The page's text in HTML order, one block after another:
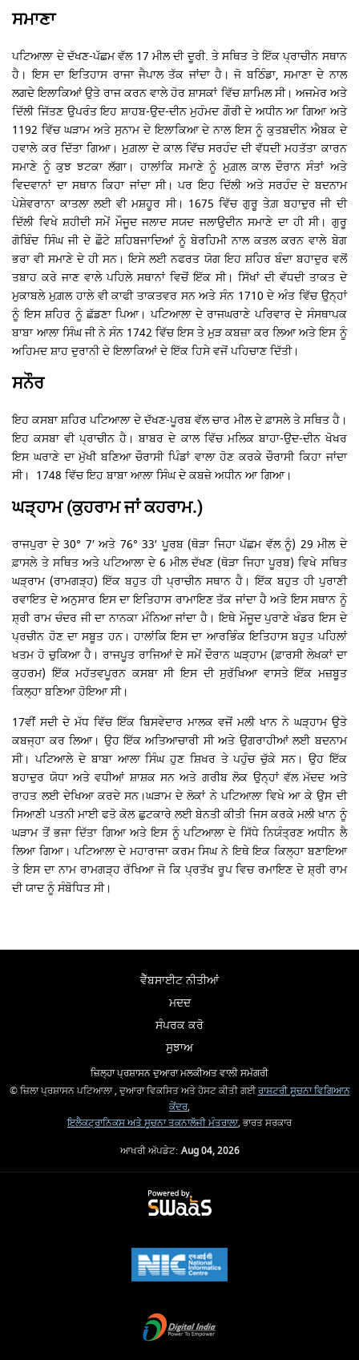
ਸਮਾਣਾ
ਪਟਿਆਲਾ ਦੇ ਦੱਖਣ-ਪੱਛਮ ਵੱਲ 17 ਮੀਲ ਦੀ ਦੂਰੀ. ਤੇ ਸਥਿਤ ਤੇ ਇੱਕ ਪ੍ਰਾਚੀਨ ਸਥਾਨ
ਹੈ। ਇਸ ਦਾ ਇਤਿਹਾਸ ਰਾਜਾ ਜੈਪਾਲ ਤੱਕ ਜਾਂਦਾ ਹੈ। ਜੋ ਬਠਿੰਡਾ, ਸਮਾਣਾ ਦੇ ਨਾਲ
ਲਗਦੇ ਇਲਾਕਿਆਂ ਉਤੇ ਰਾਜ ਕਰਨ ਵਾਲੇ ਹੋਰ ਸ਼ਾਸਕਾਂ ਵਿੱਚ ਸ਼ਾਮਿਲ ਸੀ। ਅਜਮੇਰ ਅਤੇ
ਦਿੱਲੀ ਜਿੱਤਣ ਉਪਰੰਤ ਇਹ ਸ਼ਾਹਬ-ਉਦ-ਦੀਨ ਮੁਹੰਮਦ ਗੌਰੀ ਦੇ ਅਧੀਨ ਆ ਗਿਆ ਅਤੇ
1192 ਵਿੱਚ ਘੜਾਮ ਅਤੇ ਸੁਨਾਮ ਦੇ ਇਲਾਕਿਆ ਦੇ ਨਾਲ ਇਸ ਨੂੰ ਕੁਤਬਦੀਨ ਐਬਕ ਦੇ
ਹਵਾਲੇ ਕਰ ਦਿੱਤਾ ਗਿਆ। ਮੁਗ਼ਲਾ ਦੇ ਕਾਲ ਵਿੱਚ ਸਰਹੰਦ ਦੀ ਵੱਧਦੀ ਮਹਤੱਤਾ ਕਾਰਨ
ਸਮਾਣੇ ਨੂੰ ਕੁਝ ਝਟਕਾ ਲੱਗਾ। ਹਾਲਾਂਕਿ ਸਮਾਣੇ ਨੂੰ ਮੁਗ਼ਲ ਕਾਲ ਦੌਰਾਨ ਸੰਤਾਂ ਅਤੇ
ਵਿਦਵਾਨਾਂ ਦਾ ਸਥਾਨ ਕਿਹਾ ਜਾਂਦਾ ਸੀ। ਪਰ ਇਹ ਦਿੱਲੀ ਅਤੇ ਸਰਹੰਦ ਦੇ ਬਦਨਾਮ
ਪੇਸ਼ੇਵਰਾਨਾ ਕਾਤਲਾ ਲਈ ਵੀ ਮਸ਼ਹੂਰ ਸੀ। 1675 ਵਿੱਚ ਗੁਰੂ ਤੇਗ਼ ਬਹਾਦੁਰ ਜੀ ਦੀ
ਦਿੱਲੀ ਵਿਖੇ ਸ਼ਹੀਦੀ ਸਮੇਂ ਮੌਜੂਦ ਜਲਾਦ ਸਯਦ ਜਲਾਉਦੀਨ ਸਮਾਣੇ ਦਾ ਹੀ ਸੀ। ਗੁਰੂ
ਗੋਬਿੰਦ ਸਿੰਘ ਜੀ ਦੇ ਛੌਟੇ ਸ਼ਹਿਬਜਾਦਿਆਂ ਨੂੰ ਬੇਰਹਿਮੀ ਨਾਲ ਕਤਲ ਕਰਨ ਵਾਲੇ ਬੇਗ
ਭਰਾ ਵੀ ਸਮਾਣੇ ਦੇ ਹੀ ਸਨ। ਇਸੇ ਲਈ ਨਫਰਤ ਯੋਗ ਇਹ ਸ਼ਹਿਰ ਬੰਦਾ ਬਹਾਦੁਰ ਵਲੋਂ
ਤਬਾਹ ਕਰੇ ਜਾਣ ਵਾਲੇ ਪਹਿਲੇ ਸਥਾਨਾਂ ਵਿਚੋਂ ਇੱਕ ਸੀ। ਸਿੱਖਾਂ ਦੀ ਵੱਧਦੀ ਤਾਕਤ ਦੇ
ਮੁਕਾਬਲੇ ਮੁਗ਼ਲ ਹਾਲੇ ਵੀ ਕਾਫੀ ਤਾਕਤਵਰ ਸਨ ਅਤੇ ਸੰਨ 1710 ਦੇ ਅੰਤ ਵਿੱਚ ਉਨ੍ਹਾਂ
ਨੂੰ ਇਸ ਸ਼ਹਿਰ ਨੂੰ ਛੱਡਣਾ ਪਿਆ। ਪਟਿਆਲਾ ਦੇ ਰਾਜਘਰਾਣੇ ਪਰਿਵਾਰ ਦੇ ਸੰਸਥਾਪਕ
ਬਾਬਾ ਆਲਾ ਸਿੰਘ ਜੀ ਨੇ ਸੰਨ 1742 ਵਿੱਚ ਇਸ ਤੇ ਮੁੜ ਕਬਜ਼ਾ ਕਰ ਲਿਆ ਅਤੇ ਇਸ ਨੂੰ
ਅਹਿਮਦ ਸ਼ਾਹ ਦੁਰਾਨੀ ਦੇ ਇਲਾਕਿਆਂ ਦੇ ਇੱਕ ਹਿਸੇ ਵਜੋਂ ਪਹਿਚਾਣ ਦਿੱਤੀ।
ਸਨੌਰ
ਇਹ ਕਸਬਾ ਸ਼ਹਿਰ ਪਟਿਆਲਾ ਦੇ ਦੱਖਣ-ਪੂਰਬ ਵੱਲ ਚਾਰ ਮੀਲ ਦੇ ਫ਼ਾਸਲੇ ਤੇ ਸਥਿਤ ਹੈ।
ਇਹ ਕਸਬਾ ਵੀ ਪ੍ਰਾਚੀਨ ਹੈ। ਬਾਬਰ ਦੇ ਕਾਲ ਵਿੱਚ ਮਲਿਕ ਬਾਹਾ-ਉਦ-ਦੀਨ ਖੋਖਰ
ਇਸ ਘਰਾਣੇ ਦਾ ਮੁੱਖੀ ਬਣਿਆ ਚੌਰਾਸੀ ਪਿੰਡਾਂ ਵਾਲਾ ਹੋਣ ਕਰਕੇ ਚੌਰਾਸੀ ਕਿਹਾ ਜਾਂਦਾ
ਸੀ। 1748 ਵਿੱਚ ਇਹ ਬਾਬਾ ਆਲਾ ਸਿੰਘ ਦੇ ਕਬਜ਼ੇ ਅਧੀਨ ਆ ਗਿਆ।
ਘੜ੍ਹਾਮ (ਕੁਹਰਾਮ ਜਾਂ ਕਹਰਾਮ.)
ਰਾਜਪੁਰਾ ਦੇ 30° 7′ ਅਤੇ 76° 33′ ਪੂਰਬ (ਥੋੜਾ ਜਿਹਾ ਪੱਛਮ ਵੱਲ ਨੂੰ) 29 ਮੀਲ ਦੇ
ਫ਼ਾਸਲੇ ਤੇ ਸਥਿਤ ਅਤੇ ਪਟਿਆਲਾ ਦੇ 6 ਮੀਲ ਦੱਖਣ (ਥੋੜਾ ਜਿਹਾ ਪੂਰਬ) ਵਿਖੇ ਸਥਿਤ
ਘੜ੍ਰਾਮ (ਰਾਮਗੜ੍ਹ) ਇੱਕ ਬਹੁਤ ਹੀ ਪ੍ਰਾਚੀਨ ਸਥਾਨ ਹੈ। ਇੱਕ ਬਹੁਤ ਹੀ ਪੁਰਾਣੀ
ਰਵਾਇਤ ਦੇ ਅਨੁਸਾਰ ਇਸ ਦਾ ਇਤਿਹਾਸ ਰਾਮਾਇਣ ਤੱਕ ਜਾਂਦਾ ਹੈ ਅਤੇ ਇਸ ਸਥਾਨ ਨੂੰ
ਸ਼੍ਰੀ ਰਾਮ ਚੰਦਰ ਜੀ ਦਾ ਨਾਨਕਾ ਮੰਨਿਆ ਜਾਂਦਾ ਹੈ। ਇਥੇ ਮੌਜੂਦ ਪੁਰਾਣੇ ਖੰਡਰ ਇਸ ਦੇ
ਪ੍ਰਚੀਨ ਹੋਣ ਦਾ ਸਬੂਤ ਹਨ। ਹਾਲਾਂਕਿ ਇਸ ਦਾ ਆਰਭਿੰਕ ਇਤਿਹਾਸ ਬਹੁਤ ਪਹਿਲਾਂ
ਖਤਮ ਹੋ ਚੁਕਿਆ ਹੈ। ਰਾਜਪੂਤ ਰਾਜਿਆਂ ਦੇ ਸਮੇਂ ਦੌਰਾਨ ਘੜ੍ਹਾਮ (ਫ਼ਾਰਸੀ ਲੇਖਕਾਂ ਦਾ
ਕੁਹਰਮ) ਇੱਕ ਮਹੱਤਵਪੂਰਨ ਕਸਬਾ ਸੀ ਇਸ ਦੀ ਸੁਰੱਖਿਆ ਵਾਸਤੇ ਇੱਕ ਮਜ਼ਬੂਤ
ਕਿਲ੍ਹਾ ਬਣਿਆ ਹੋਇਆ ਸੀ।
17ਵੀਂ ਸਦੀ ਦੇ ਮੱਧ ਵਿੱਚ ਇੱਕ ਬਿਸਵੇਦਾਰ ਮਾਲਕ ਵਜੋਂ ਮਲੀ ਖਾਨ ਨੇ ਘੜ੍ਹਾਮ ਉਤੇ
ਕਬਜ੍ਹਾ ਕਰ ਲਿਆ। ਉਹ ਇੱਕ ਅਤਿਆਚਾਰੀ ਸੀ ਅਤੇ ਉਗਰਾਹੀਆਂ ਲਈ ਬਦਨਾਮ
ਸੀ। ਪਟਿਆਲੇ ਦੇ ਬਾਬਾ ਆਲਾ ਸਿੰਘ ਹੁਣ ਸ਼ਿਖਰ ਤੇ ਪਹੁੰਚ ਚੁੱਕੇ ਸਨ। ਉਹ ਇੱਕ
ਬਹਾਦੁਰ ਯੋਧਾ ਅਤੇ ਵਧੀਆਂ ਸ਼ਾਸ਼ਕ ਸਨ ਅਤੇ ਗਰੀਬ ਲੋਕ ਉਨ੍ਹਾਂ ਵੱਲ ਮੱਦਦ ਅਤੇ
ਰਾਹਤ ਲਈ ਦੇਖਿਆ ਕਰਦੇ ਸਨ।ਘੜਾਮ ਦੇ ਲੋਕਾਂ ਨੇ ਪਟਿਆਲਾ ਵਿਖੇ ਆ ਕੇ ਉਸ ਦੀ
ਸਿਆਣੀ ਪਤਨੀ ਮਾਈ ਫਤੋ ਕੋਲ ਛੁਟਕਾਰੇ ਲਈ ਬੇਨਤੀ ਕੀਤੀ ਜਿਸ ਕਰਕੇ ਮਲੀ ਖਾਨ ਨੂੰ
ਘੜਾਮ ਤੋਂ ਭਜਾ ਦਿੱਤਾ ਗਿਆ ਅਤੇ ਇਸ ਨੂੰ ਪਟਿਆਲਾ ਦੇ ਸਿੱਧੇ ਨਿਯੰਤ੍ਰਣ ਅਧੀਨ ਲੈ
ਲਿਆ ਗਿਆ। ਪਟਿਆਲਾ ਦੇ ਮਹਾਰਾਜਾ ਕਰਮ ਸਿਘ ਨੇ ਇਥੇ ਇਕ ਕਿਲ੍ਹਾ ਬਣਾਇਆ
ਤੇ ਇਸ ਦਾ ਨਾਮ ਰਾਮਗੜ੍ਹ ਰੱਖਿਆ ਜੋ ਕਿ ਪ੍ਰਤੱਖ ਰੂਪ ਵਿਚ ਰਮਾਇਣ ਦੇ ਸ਼੍ਰੀ ਰਾਮ
ਦੀ ਯਾਦ ਨੂੰ ਸੰਬੋਧਿਤ ਸੀ।
ਵੈੱਬਸਾਈਟ ਨੀਤੀਆਂ
ਮਦਦ
ਸੰਪਰਕ ਕਰੋ
ਸੁਝਾਅ
ਜ਼ਿਲ੍ਹਾ ਪ੍ਰਸ਼ਾਸਨ ਦੁਆਰਾ ਮਲਕੀਅਤ ਵਾਲੀ ਸਮੱਗਰੀ
© ਜ਼ਿਲਾ ਪ੍ਰਸ਼ਾਸਨ ਪਟਿਆਲਾ , ਦੁਆਰਾ ਵਿਕਸਿਤ ਅਤੇ ਹੋਸਟ ਕੀਤੀ ਗਈਰਾਸ਼ਟਰੀ ਸੂਚਨਾ ਵਿਗਿਆਨ
ਕੇਂਦਰ,
ਇਲੈਕਟ੍ਰਾਨਿਕਸ ਅਤੇ ਸੂਚਨਾ ਤਕਨਾਲੋਜੀ ਮੰਤਰਾਲਾ, ਭਾਰਤ ਸਰਕਾਰ
ਆਖਰੀ ਅੱਪਡੇਟ: Aug 04, 2026